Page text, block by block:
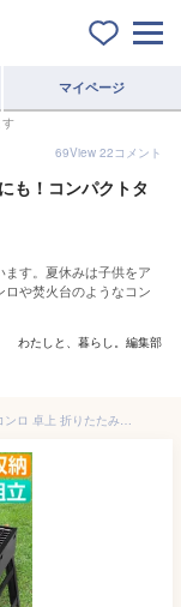
マイページ
69View 22コメント
も！コンパクトタ
す。夏休みは子供をア
や焚火台のようなコン
わたしと、暮らし。編集部
【18日限定!感謝デー＆全品P3倍】 バーベキューコンロ 卓上 折りたたみ 《購入特典付》 《ワンタッチ組立》 小型 軽量 キャンプ用品 バーベキューグリル 薄型収納 ポータブルコンロ コンパクト アウトドア バーベキュー ☆ プレゼント ギフト 父の日 熱中症対策 夏 梅雨